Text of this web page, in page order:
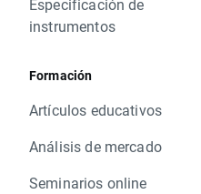
Especificación de
instrumentos
Formación
Artículos educativos
Análisis de mercado
Seminarios online